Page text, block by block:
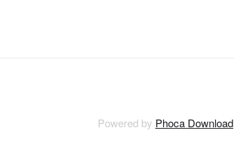
Powered by Phoca Download